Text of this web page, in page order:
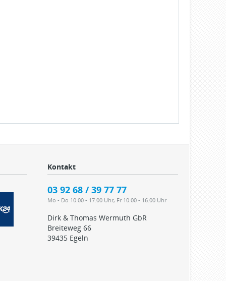
Kontakt
03 92 68 / 39 77 77
Mo - Do 10.00 - 17.00 Uhr, Fr 10.00 - 16.00 Uhr
Dirk & Thomas Wermuth GbR
Breiteweg 66
39435 Egeln